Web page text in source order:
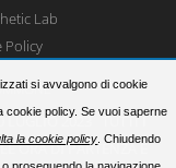
Lab
Policy
LUGLIO 2023 TUTTI I
ORA DI PARTENZA E
si avvalgono di cookie
cookie policy. Se vuoi saperne
la cookie policy . Chiudendo